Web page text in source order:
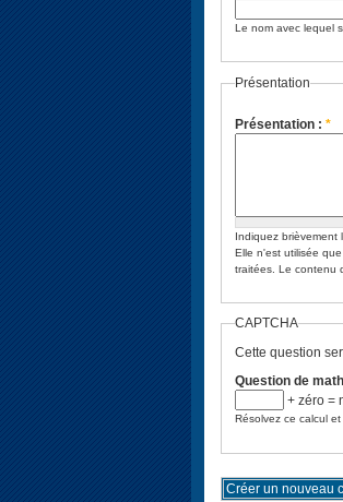
Le nom avec lequel
Présentation
Présentation : *
Indiquez brièvement les raisons
Elle n'est utilisée
traitées. Le
CAPTCHA
Cette question
Question de
+ zéro =
Résolvez ce calcul